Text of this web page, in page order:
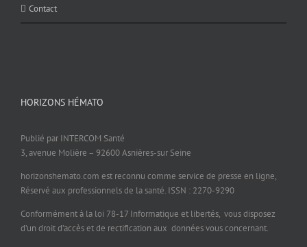
Contact
HORIZONS HÉMATO
Publié par INTERCOM Santé
3, avenue Molière – 92600 Asnières-sur Seine
horizonshemato.com est reconnu comme service de presse en ligne,
Réservé aux professionnels de la santé. ISSN : 2270-9290
Conformément à la loi 78-17 Informatique et libertés, vous disposez
d’un droit d’accès et de rectification aux données vous concernant.